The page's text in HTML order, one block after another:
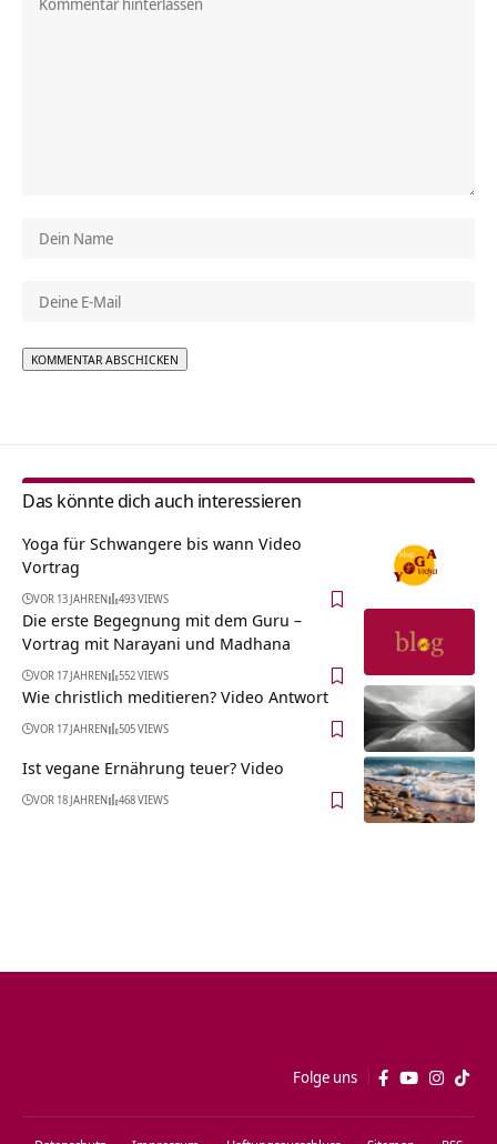
Das könnte dich auch interessieren
Yoga für Schwangere bis wann Video
Vortrag
VOR 13 JAHREN 493 VIEWS
Die erste Begegnung mit dem Guru –
Vortrag mit Narayani und Madhana
VOR 17 JAHREN 552 VIEWS
Wie christlich meditieren? Video Antwort
VOR 17 JAHREN 505 VIEWS
Ist vegane Ernährung teuer? Video
VOR 18 JAHREN 468 VIEWS
Folge uns